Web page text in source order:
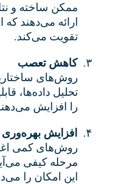
ممکن ساخته و
ارائه می‌دهند که
تقویت می‌کند.
۳.
کاهش تعصب
روش‌های
تحلیل داده‌ها،
را افزایش
۴.
افزایش بهره‌وری
روش‌های کمی
مرحله کیفی
این امکان را